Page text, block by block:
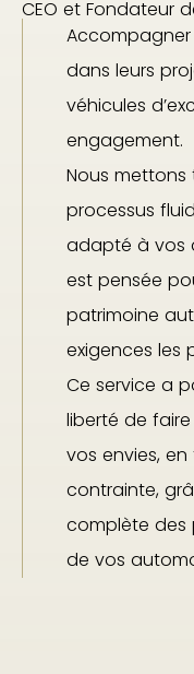
CEO et Fondateur
Accompagner
dans leurs
véhicules
engagement.
Nous
processus
adapté à vos
est pensée
patrimoine
exigences les
Ce service a
liberté de
vos envies,
contrainte,
complète des
de vos